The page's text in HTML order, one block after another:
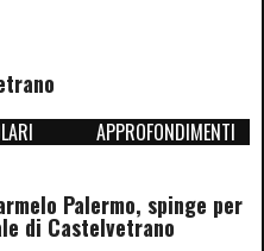
APPROFONDIMENTI
Palermo, spinge per
di Castelvetrano